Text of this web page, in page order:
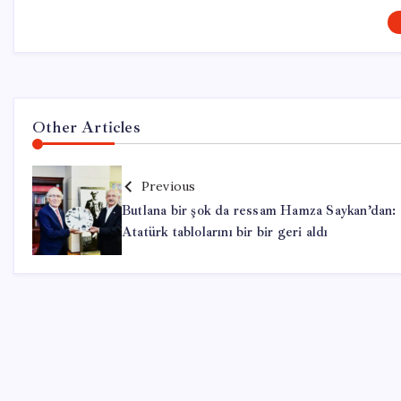
Other Articles
Previous
Butlana bir şok da ressam Hamza Saykan’dan:
Atatürk tablolarını bir bir geri aldı